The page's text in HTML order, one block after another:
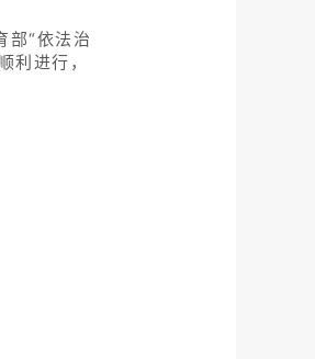
部“依法治
利进行，